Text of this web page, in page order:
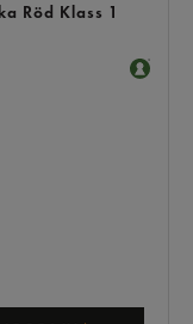
Röd Klass 1